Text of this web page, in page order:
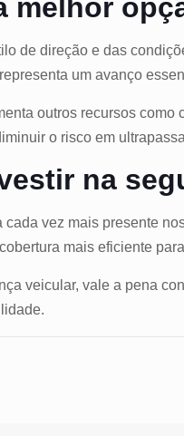
melhor
de direção e das
um avanço
outros recursos
o risco em
na
vez mais presente
mais eficiente
veicular, vale a pena